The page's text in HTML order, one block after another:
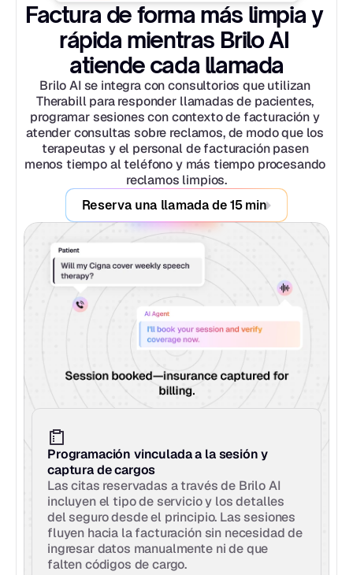
Factura de forma más limpia y
rápida mientras Brilo AI
atiende cada llamada
Brilo AI se integra con consultorios que utilizan
Therabill para responder llamadas de pacientes,
programar sesiones con contexto de facturación y
atender consultas sobre reclamos, de modo que los
terapeutas y el personal de facturación pasen
menos tiempo al teléfono y más tiempo procesando
reclamos limpios.
Reserva una llamada de 15 min
Programación vinculada a la sesión y
captura de cargos
Las citas reservadas a través de Brilo AI
incluyen el tipo de servicio y los detalles
del seguro desde el principio. Las sesiones
fluyen hacia la facturación sin necesidad de
ingresar datos manualmente ni de que
falten códigos de cargo.